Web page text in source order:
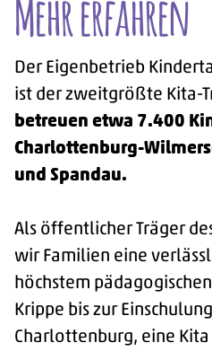
Mehr erfahren
Der Eigenbetrieb
ist der zweitgrößte Kita-
betreuen etwa 7.400
Charlottenburg-
und Spandau.
Als öffentlicher Träger
wir Familien eine
höchstem
Krippe bis zur
Charlottenburg, eine